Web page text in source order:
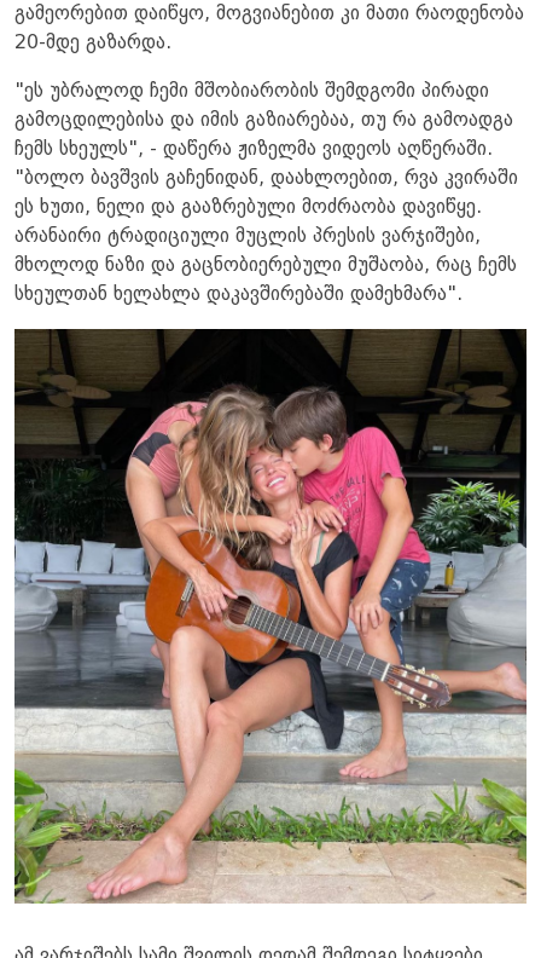
გამეორებით დაიწყო, მოგვიანებით კი მათი რაოდენობა
20-მდე გაზარდა.
"ეს უბრალოდ ჩემი მშობიარობის შემდგომი პირადი
გამოცდილებისა და იმის გაზიარებაა, თუ რა გამოადგა
ჩემს სხეულს", - დაწერა ჟიზელმა ვიდეოს აღწერაში.
"ბოლო ბავშვის გაჩენიდან, დაახლოებით, რვა კვირაში
ეს ხუთი, ნელი და გააზრებული მოძრაობა დავიწყე.
არანაირი ტრადიციული მუცლის პრესის ვარჯიშები,
მხოლოდ ნაზი და გაცნობიერებული მუშაობა, რაც ჩემს
სხეულთან ხელახლა დაკავშირებაში დამეხმარა". ​